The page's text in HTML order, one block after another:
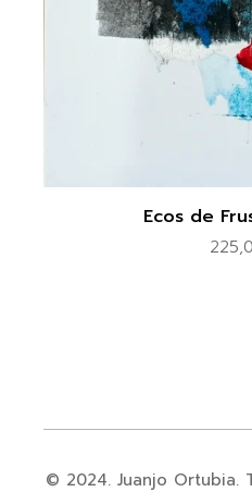
Ecos de
© 2024. Juanjo Ortubia.